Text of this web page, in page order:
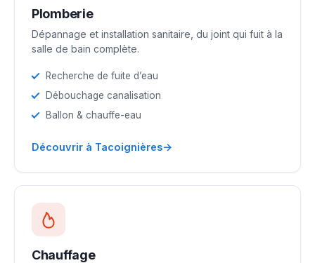
Plomberie
Dépannage et installation sanitaire, du joint qui fuit à la
salle de bain complète.
Recherche de fuite d’eau
Débouchage canalisation
Ballon & chauffe-eau
Découvrir à Tacoignières→
Chauffage